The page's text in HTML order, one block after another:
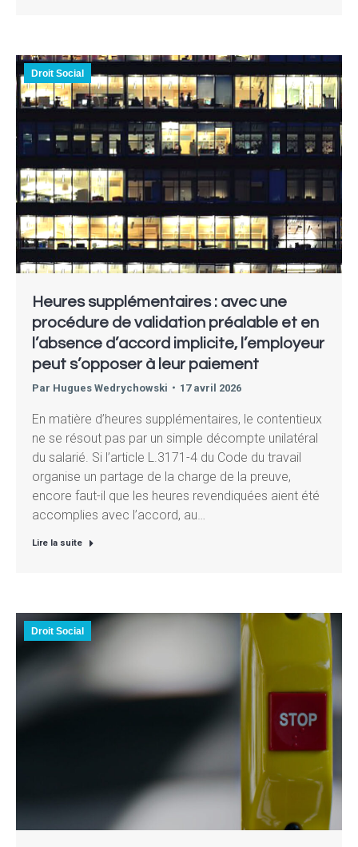
Droit Social
Heures supplémentaires : avec une
procédure de validation préalable et en
l’absence d’accord implicite, l’employeur
peut s’opposer à leur paiement
Par Hugues Wedrychowski 17 avril 2026
En matière d’heures supplémentaires, le contentieux
ne se résout pas par un simple décompte unilatéral
du salarié. Si l’article L.3171-4 du Code du travail
organise un partage de la charge de la preuve,
encore faut-il que les heures revendiquées aient été
accomplies avec l’accord, au…
Lire la suite
Droit Social